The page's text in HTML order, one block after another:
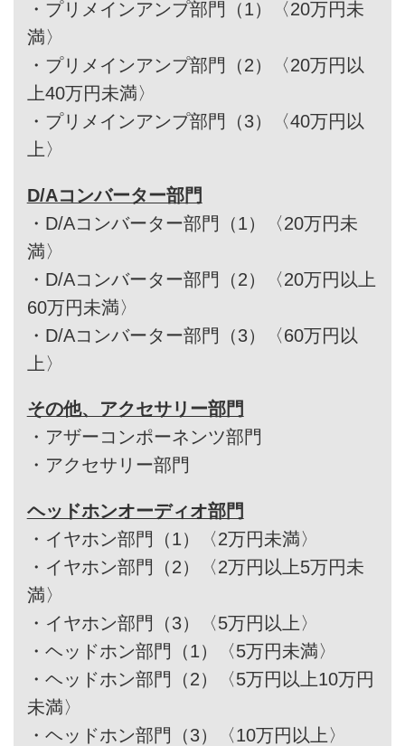
・ プリメインアンプ部門（1）〈20万円未
満〉
・ プリメインアンプ部門（2）〈20万円以
上40万円未満〉
・ プリメインアンプ部門（3）〈40万円以
上〉
D/Aコンバーター部門
・ D/Aコンバーター部門（1）〈20万円未
満〉
・ D/Aコンバーター部門（2）〈20万円以上
60万円未満〉
・ D/Aコンバーター部門（3）〈60万円以
上〉
その他、アクセサリー部門
・ アザーコンポーネンツ部門
・ アクセサリー部門
ヘッドホンオーディオ部門
・ イヤホン部門（1）〈2万円未満〉
・ イヤホン部門（2）〈2万円以上5万円未
満〉
・ イヤホン部門（3）〈5万円以上〉
・ ヘッドホン部門（1）〈5万円未満〉
・ ヘッドホン部門（2）〈5万円以上10万円
未満〉
・ ヘッドホン部門（3）〈10万円以上〉